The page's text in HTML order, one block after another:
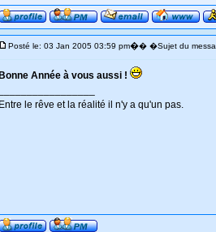
Posté le: 03 Jan 2005 03:59 pm�� �Sujet du
Bonne Année à vous aussi !
Entre le rêve et la réalité il n'y a qu'un pas.